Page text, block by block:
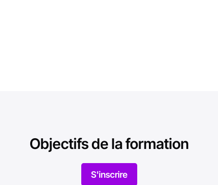
Objectifs de la formation
S'inscrire